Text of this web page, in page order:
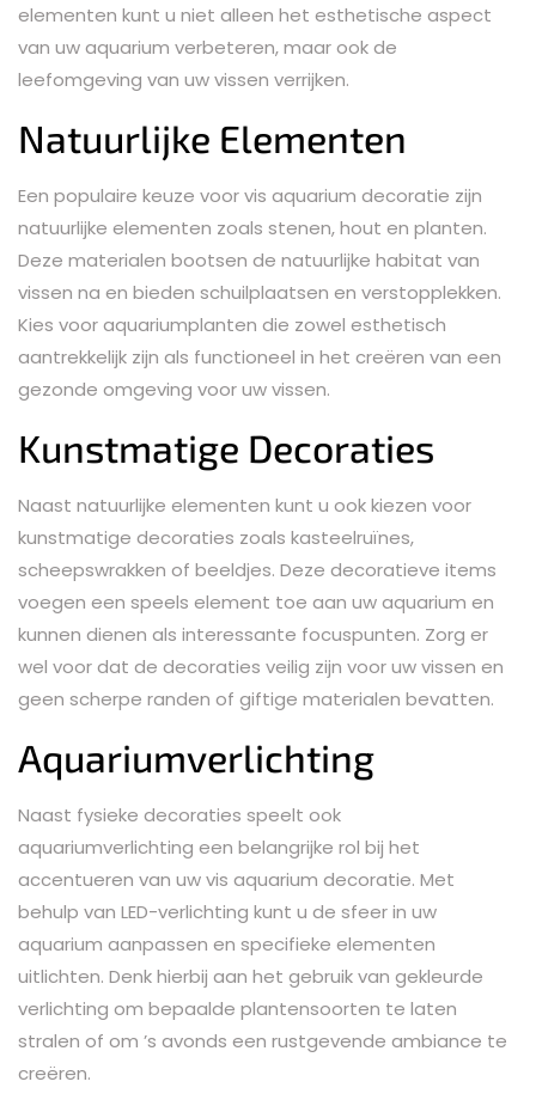
elementen kunt u niet alleen het esthetische aspect
van uw aquarium verbeteren, maar ook de
leefomgeving van uw vissen verrijken.
Natuurlijke Elementen
Een populaire keuze voor vis aquarium decoratie zijn
natuurlijke elementen zoals stenen, hout en planten.
Deze materialen bootsen de natuurlijke habitat van
vissen na en bieden schuilplaatsen en verstopplekken.
Kies voor aquariumplanten die zowel esthetisch
aantrekkelijk zijn als functioneel in het creëren van een
gezonde omgeving voor uw vissen.
Kunstmatige Decoraties
Naast natuurlijke elementen kunt u ook kiezen voor
kunstmatige decoraties zoals kasteelruïnes,
scheepswrakken of beeldjes. Deze decoratieve items
voegen een speels element toe aan uw aquarium en
kunnen dienen als interessante focuspunten. Zorg er
wel voor dat de decoraties veilig zijn voor uw vissen en
geen scherpe randen of giftige materialen bevatten.
Aquariumverlichting
Naast fysieke decoraties speelt ook
aquariumverlichting een belangrijke rol bij het
accentueren van uw vis aquarium decoratie. Met
behulp van LED-verlichting kunt u de sfeer in uw
aquarium aanpassen en specifieke elementen
uitlichten. Denk hierbij aan het gebruik van gekleurde
verlichting om bepaalde plantensoorten te laten
stralen of om ’s avonds een rustgevende ambiance te
creëren.